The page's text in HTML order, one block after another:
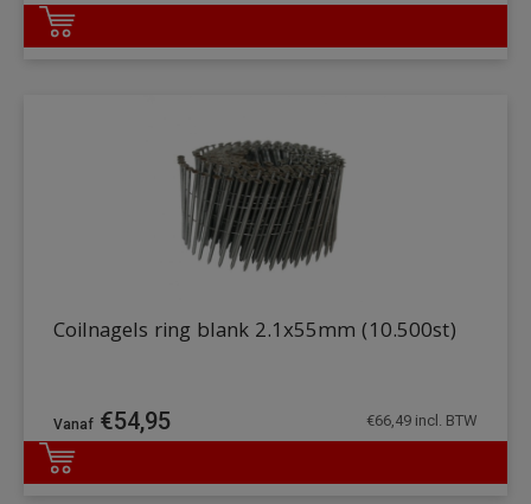
DETAILS
DETAILS
Coilnagels ring blank 2.1x55mm (10.500st)
€54,95 €66,49 incl. BTW